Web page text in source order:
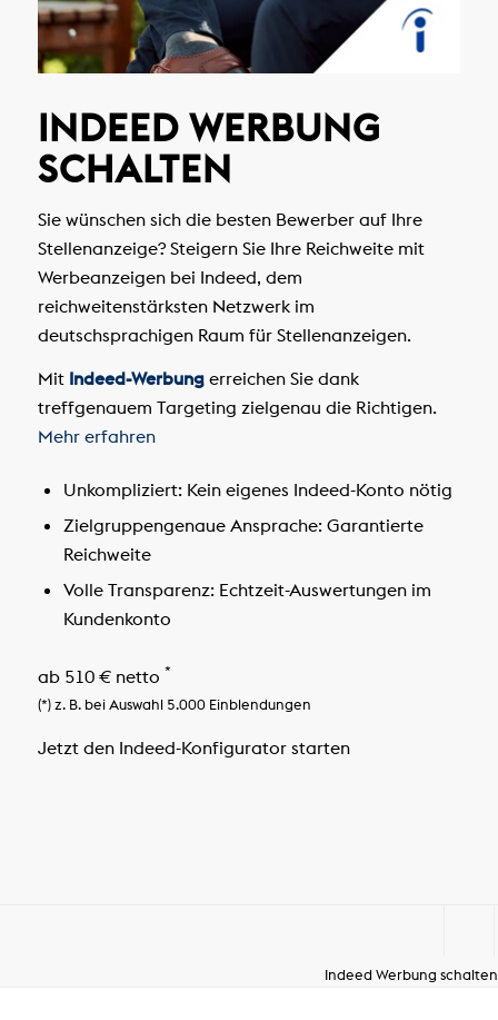
INDEED WERBUNG
SCHALTEN
Sie wünschen sich die besten Bewerber auf Ihre
Stellenanzeige? Steigern Sie Ihre Reichweite mit
Werbeanzeigen bei Indeed, dem
reichweitenstärksten Netzwerk im
deutschsprachigen Raum für Stellenanzeigen.
Mit Indeed-Werbungerreichen Sie dank
treffgenauem Targeting zielgenau die Richtigen.
Mehr erfahren
Unkompliziert:Kein eigenes Indeed-Konto nötig
Zielgruppengenaue Ansprache:Garantierte
Reichweite
Volle Transparenz:Echtzeit-Auswertungen im
Kundenkonto
ab 510 € netto *
(*) z. B. bei Auswahl 5.000 Einblendungen
Jetzt den Indeed-Konfigurator starten
Indeed Werbung schalten